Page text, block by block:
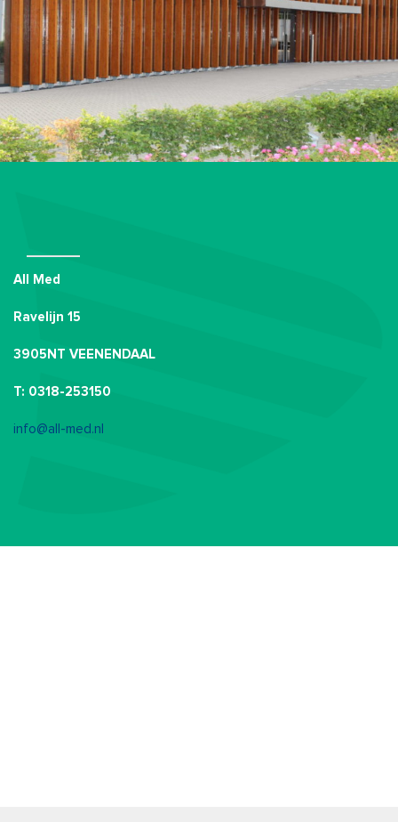
All Med
Ravelijn 15
3905NT VEENENDAAL
T: 0318-253150
info@all-med.nl